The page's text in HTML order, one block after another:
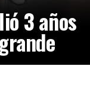
3 años